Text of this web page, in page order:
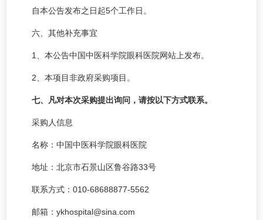
自本公告发布之日起5个工作日。
六、其他补充事宜
1、本公告中国中医科学院眼科医院网站上发布。
2、本项目非政府采购项目。
七、凡对本次采购提出询问，请按以下方式联系。
采购人信息
名称：中国中医科学院眼科医院
地址：北京市石景山区鲁谷路33号
联系方式：010-68688877-5562
邮箱：ykhospital@sina.com